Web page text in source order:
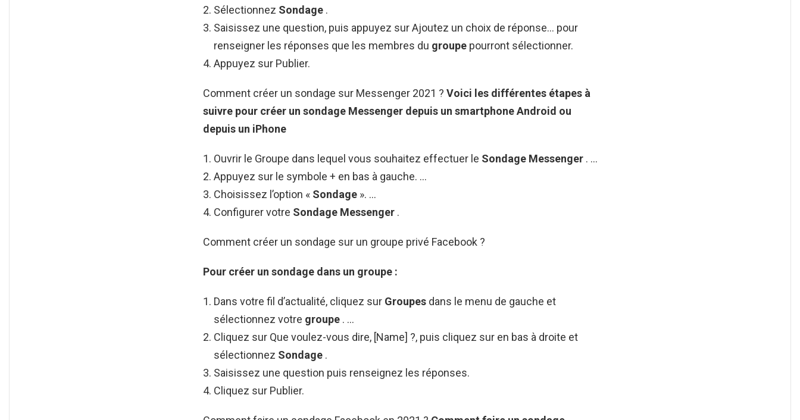
Sélectionnez Sondage .
Saisissez une question, puis appuyez sur Ajoutez un choix de réponse… pour
renseigner les réponses que les membres du groupe pourront sélectionner.
Appuyez sur Publier.
Comment créer un sondage sur Messenger 2021 ? Voici les différentes étapes à
suivre pour créer un sondage Messenger depuis un smartphoneAndroid ou
depuis un iPhone
Ouvrir le Groupe dans lequel vous souhaitez effectuer le Sondage Messenger . …
Appuyez sur le symbole + en bas à gauche. …
Choisissez l’option « Sondage ». …
Configurer votre Sondage Messenger .
Comment créer un sondage sur un groupe privé Facebook ?
Pour créer un sondage dans un groupe :
Dans votre fil d’actualité, cliquez sur Groupes dans le menu de gauche et
sélectionnez votre groupe . …
Cliquez sur Que voulez-vous dire, [Name] ?, puis cliquez sur en bas à droite et
sélectionnez Sondage .
Saisissez une question puis renseignez les réponses.
Cliquez sur Publier.